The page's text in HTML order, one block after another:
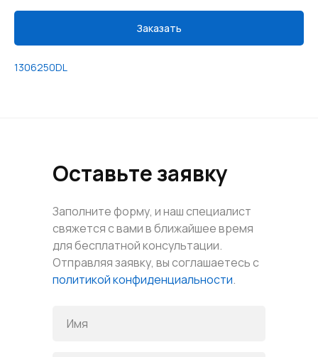
Заказать
1306250DL
Оставьте заявку
Заполните форму, и наш специалист
свяжется с вами в ближайшее время
для бесплатной консультации.
Отправляя заявку, вы соглашаетесь с
политикой конфиденциальности.